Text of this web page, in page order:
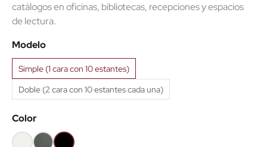
catálogos en oficinas, bibliotecas, recepciones y espacios
de lectura.
Modelo
Simple (1 cara con 10 estantes)
Doble (2 cara con 10 estantes cada una)
Color
BlancoGris
Negro